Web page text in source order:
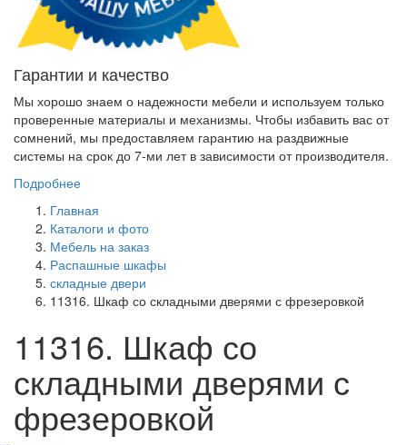
Гарантии и качество
Мы хорошо знаем о надежности мебели и используем только
проверенные материалы и механизмы. Чтобы избавить вас от
сомнений, мы предоставляем гарантию на раздвижные
системы на срок до 7-ми лет в зависимости от производителя.
Подробнее
Главная
Каталоги и фото
Мебель на заказ
Распашные шкафы
складные двери
11316. Шкаф со складными дверями с фрезеровкой
11316. Шкаф со
складными дверями с
фрезеровкой